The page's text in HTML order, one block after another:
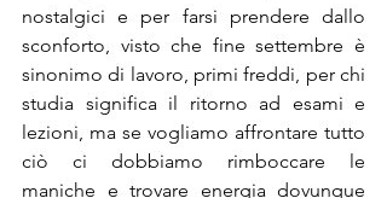
nostalgici e per farsi prendere dallo
sconforto, visto che fine settembre è
sinonimo di lavoro, primi freddi, per chi
studia significa il ritorno ad esami e
lezioni, ma se vogliamo affrontare tutto
ciò ci dobbiamo rimboccare le
maniche e trovare energia dovunque